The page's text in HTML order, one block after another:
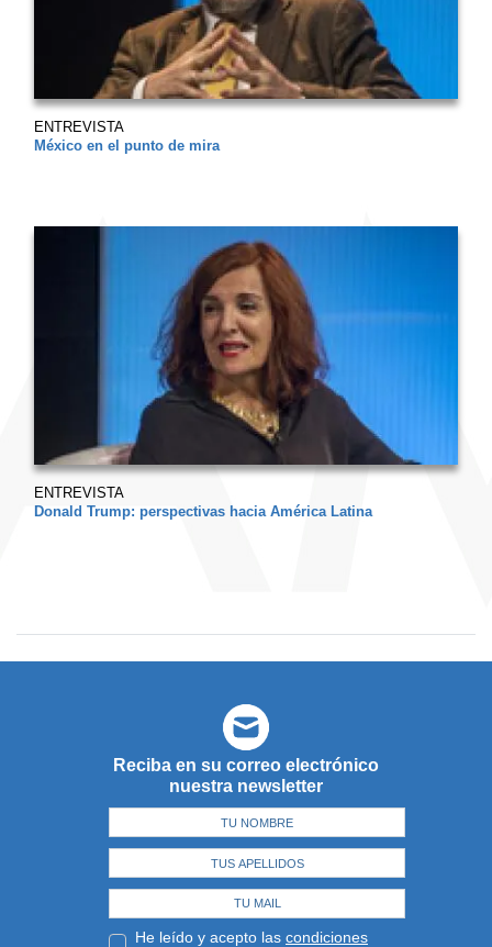
ENTREVISTA
México en el punto de mira
ENTREVISTA
Donald Trump: perspectivas hacia América Latina
Reciba en su correo electrónico
nuestra newsletter
He leído y acepto las condiciones